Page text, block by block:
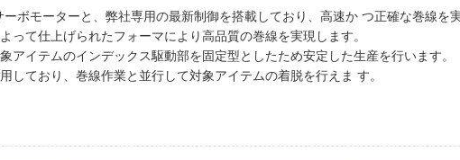
ボモーターと、弊社専用の最新制御を搭載しており、高速か つ正確な巻線を実
って仕上げられたフォーマにより高品質の巻線を実現します。
アイテムのインデックス駆動部を固定型としたため安定した生産を行います。
しており、巻線作業と並行して対象アイテムの着脱を行えま す。